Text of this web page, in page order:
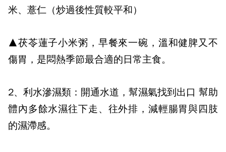
米、薏仁（炒過後性質較平和）
▲茯苓蓮子小米粥，早餐來一碗，溫和健脾又不
傷胃，是悶熱季節最合適的日常主食。
2、利水滲濕類： 開通水道，幫濕氣找到出口 幫助
體內多餘水濕往下走、往外排，減輕腸胃與四肢
的濕滯感。